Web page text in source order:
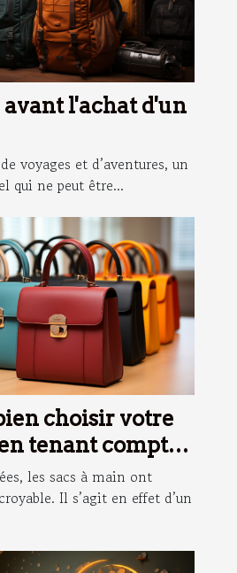
l'achat d'un
voyages et d’aventures, un
qui ne peut être...
choisir votre
tenant compte
?
les sacs à main ont
Il s’agit en effet d’un